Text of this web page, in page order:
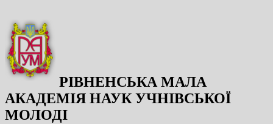
РІВНЕНСЬКА МАЛА
АКАДЕМІЯ НАУК УЧНІВСЬКОЇ
МОЛОДІ